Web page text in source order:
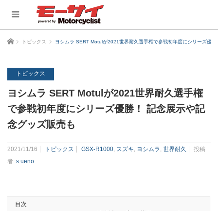
ホーム トピックス ヨシムラ SERT Motulが2021世界耐久選手権で参戦初年度にシリーズ優
トピックス
ヨシムラ SERT Motulが2021世界耐久選手権
で参戦初年度にシリーズ優勝！ 記念展示や記
念グッズ販売も
2021/11/16 トピックス GSX-R1000 スズキ ヨシムラ 世界耐久
投稿
者: s.ueno
目次